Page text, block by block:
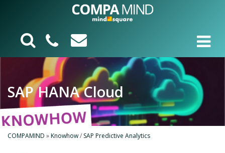
SAP HANA Cloud
COMPAMIND »Knowhow/ SAP Predictive Analytics